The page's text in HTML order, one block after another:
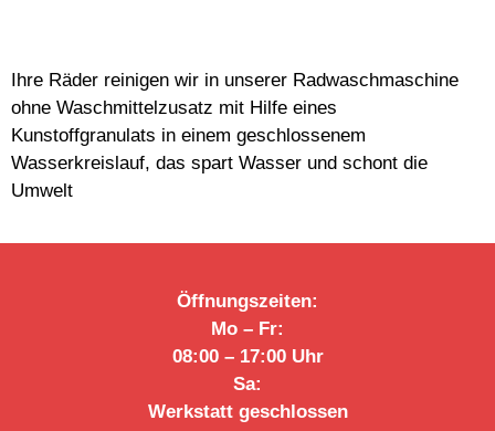
Ihre Räder reinigen wir in unserer Radwaschmaschine
ohne Waschmittelzusatz mit Hilfe eines
Kunstoffgranulats in einem geschlossenem
Wasserkreislauf, das spart Wasser und schont die
Umwelt
Öffnungszeiten:
Mo – Fr:
08:00 – 17:00 Uhr
Sa:
Werkstatt geschlossen